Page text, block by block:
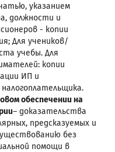
указанием
должности и
- копии
Для учеников/
учебы. Для
копии
ИП и
обеспечении на
– доказательства
предсказуемых и
без
помощи в